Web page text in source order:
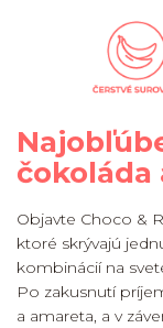
čokoláda
Objavte Choco &
ktoré skrývajú
kombinácií na
Po zakusnutí
a amareta, a v